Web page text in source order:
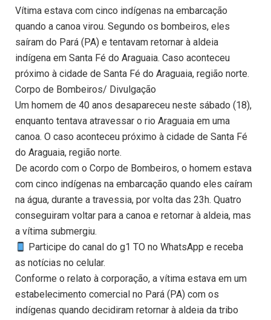
Vítima estava com cinco indígenas na embarcação
quando a canoa virou. Segundo os bombeiros, eles
saíram do Pará (PA) e tentavam retornar à aldeia
indígena em Santa Fé do Araguaia. Caso aconteceu
próximo à cidade de Santa Fé do Araguaia, região norte.
Corpo de Bombeiros/ Divulgação
Um homem de 40 anos desapareceu neste sábado (18),
enquanto tentava atravessar o rio Araguaia em uma
canoa. O caso aconteceu próximo à cidade de Santa Fé
do Araguaia, região norte.
De acordo com o Corpo de Bombeiros, o homem estava
com cinco indígenas na embarcação quando eles caíram
na água, durante a travessia, por volta das 23h. Quatro
conseguiram voltar para a canoa e retornar à aldeia, mas
a vítima submergiu.
Participe do canal do g1 TO no WhatsApp e receba
as notícias no celular.
Conforme o relato à corporação, a vítima estava em um
estabelecimento comercial no Pará (PA) com os
indígenas quando decidiram retornar à aldeia da tribo